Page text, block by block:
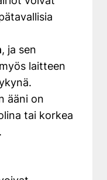
, ja sen
laitteen
ääni on
tai korkea